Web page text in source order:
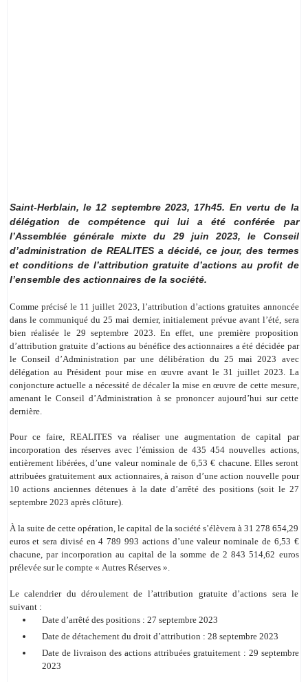
Saint-Herblain, le 12 septembre 2023, 17h45. En vertu de la
délégation de compétence qui lui a été conférée par
l’Assemblée générale mixte du 29 juin 2023, le Conseil
d’administration de REALITES a décidé, ce jour, des termes
et conditions de l’attribution gratuite d’actions au profit de
l’ensemble des actionnaires de la société.
Comme précisé le 11 juillet 2023, l’attribution d’actions gratuites annoncée
dans le communiqué du 25 mai dernier, initialement prévue avant l’été, sera
bien réalisée le 29 septembre 2023. En effet, une première proposition
d’attribution gratuite d’actions au bénéfice des actionnaires a été décidée par
le Conseil d’Administration par une délibération du 25 mai 2023 avec
délégation au Président pour mise en œuvre avant le 31 juillet 2023. La
conjoncture actuelle a nécessité de décaler la mise en œuvre de cette mesure,
amenant le Conseil d’Administration à se prononcer aujourd’hui sur cette
dernière.
Pour ce faire, REALITES va réaliser une augmentation de capital par
incorporation des réserves avec l’émission de 435 454 nouvelles actions,
entièrement libérées, d’une valeur nominale de 6,53 € chacune. Elles seront
attribuées gratuitement aux actionnaires, à raison d’une action nouvelle pour
10 actions anciennes détenues à la date d’arrêté des positions (soit le 27
septembre 2023 après clôture).
À la suite de cette opération, le capital de la société s’élèvera à 31 278 654,29
euros et sera divisé en 4 789 993 actions d’une valeur nominale de 6,53 €
chacune, par incorporation au capital de la somme de 2 843 514,62 euros
prélevée sur le compte « Autres Réserves ».
Le calendrier du déroulement de l’attribution gratuite d’actions sera le
suivant :
Date d’arrêté des positions : 27 septembre 2023
Date de détachement du droit d’attribution : 28 septembre 2023
Date de livraison des actions attribuées gratuitement : 29 septembre
2023